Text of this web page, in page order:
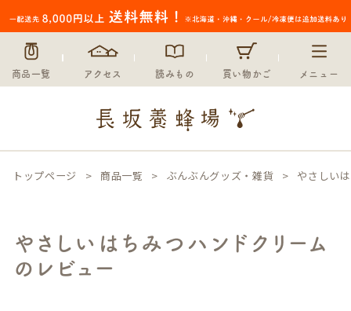
商品一覧 アクセス 読みもの 買い物かご メニュー
トップページ 商品一覧 ぶんぶんグッズ・雑貨 やさしい
やさしいはちみつハンドクリーム
のレビュー